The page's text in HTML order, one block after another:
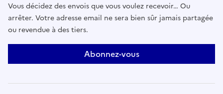
Vous décidez des envois que vous voulez recevoir… Ou
arrêter. Votre adresse email ne sera bien sûr jamais partagée
ou revendue à des tiers.
Abonnez-vous